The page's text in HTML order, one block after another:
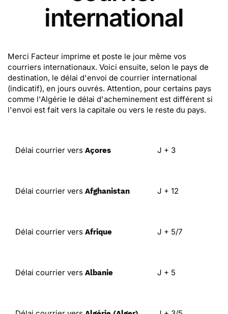
international
Merci Facteur imprime et poste le jour même vos
courriers internationaux. Voici ensuite, selon le pays de
destination, le délai d'envoi de courrier international
(indicatif), en jours ouvrés. Attention, pour certains pays
comme l'Algérie le délai d'acheminement est différent si
l'envoi est fait vers la capitale ou vers le reste du pays.
Délai courrier vers Açores J + 3
Délai courrier vers Afghanistan J + 12
Délai courrier vers Afrique J + 5/7
Délai courrier vers Albanie J + 5